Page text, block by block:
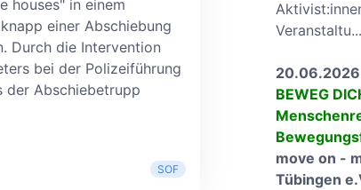
houses" in einem
einer Abschiebung
Durch die Intervention
bei der Polizeiführung
der Abschiebetrupp
SOF
Veranstaltu...
20.06.2026
BEWEG
move on -
Tübingen